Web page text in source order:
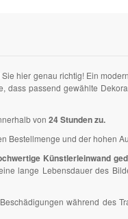
hier genau richtig! Ein
dass passend gewählte
von 24 Stunden zu.
Bestellmenge und der hohen
Künstlerleinwand
lange Lebensdauer des
während des